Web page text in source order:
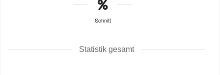
Schnitt
Statistik gesamt